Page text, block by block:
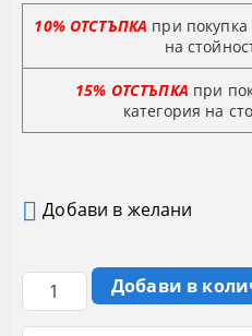
10% ОТСТЪПКА при покупка
на
15% ОТСТЪПКА при
категория на
Добави в желани